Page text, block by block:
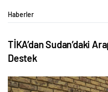
Haberler
TİKA’dan Sudan’daki
Destek